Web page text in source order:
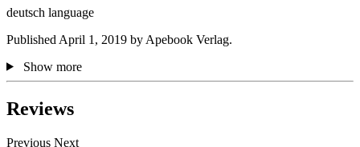
deutsch language
Published April 1, 2019 by Apebook Verlag.
Show more
Reviews
Previous Next